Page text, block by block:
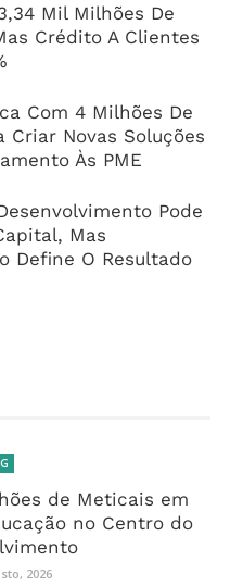
Mil Milhões De
Crédito A Clientes
Com 4 Milhões De
Criar Novas Soluções
Às PME
Pode
Mas
Define O Resultado
de Meticais em
no Centro do
2026